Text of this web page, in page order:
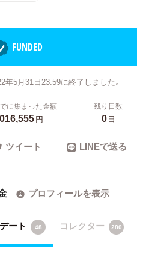
FUNDED
年5月31日23:59に終了しました。
に集まった金額
円
残り日数
0日
ツイート LINEで送る
プロフィールを表示
ート 48 コレクター 280